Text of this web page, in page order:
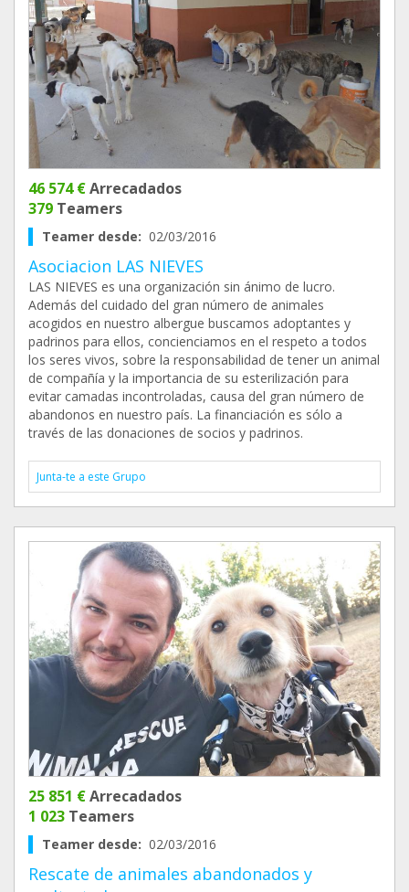
46 574 €Arrecadados
379 Teamers
Teamer desde: 02/03/2016
Asociacion LAS NIEVES
LAS NIEVES es una organización sin ánimo de lucro.
Además del cuidado del gran número de animales
acogidos en nuestro albergue buscamos adoptantes y
padrinos para ellos, concienciamos en el respeto a todos
los seres vivos, sobre la responsabilidad de tener un animal
de compañía y la importancia de su esterilización para
evitar camadas incontroladas, causa del gran número de
abandonos en nuestro país. La financiación es sólo a
través de las donaciones de socios y padrinos.
Junta-te a este Grupo
25 851 €Arrecadados
1 023 Teamers
Teamer desde: 02/03/2016
Rescate de animales abandonados y